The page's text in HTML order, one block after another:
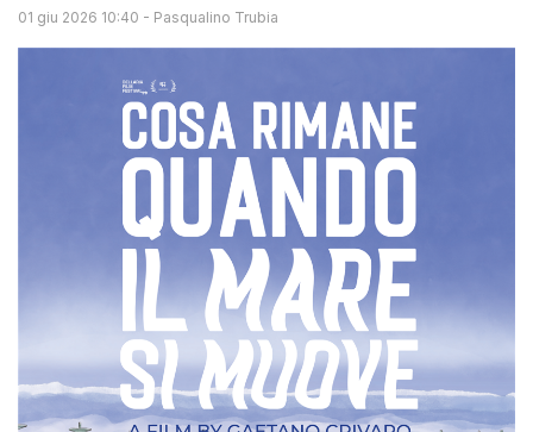
01 giu 2026 10:40 - Pasqualino Trubia